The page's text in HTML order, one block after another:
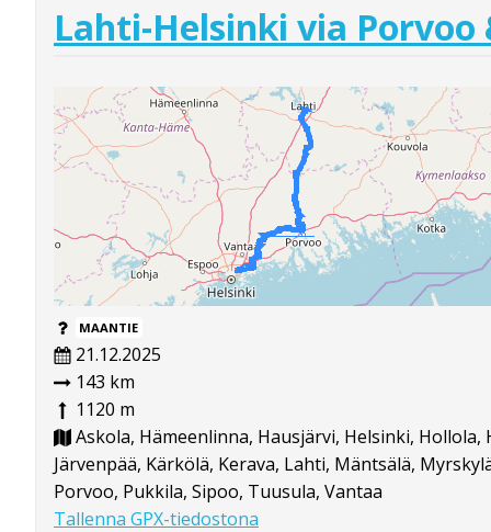
Lahti-Helsinki via Porvoo
MAANTIE
21.12.2025
143 km
1120 m
Askola, Hämeenlinna, Hausjärvi, Helsinki, Hollola,
Järvenpää, Kärkölä, Kerava, Lahti, Mäntsälä,
Porvoo, Pukkila, Sipoo, Tuusula, Vantaa
Tallenna GPX-tiedostona